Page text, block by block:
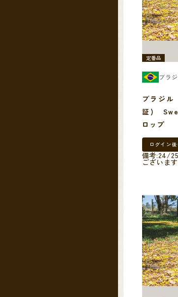
定番品
ブラ
ブラジ
証)
ロップ
ログイン後
備考:24/
ございます